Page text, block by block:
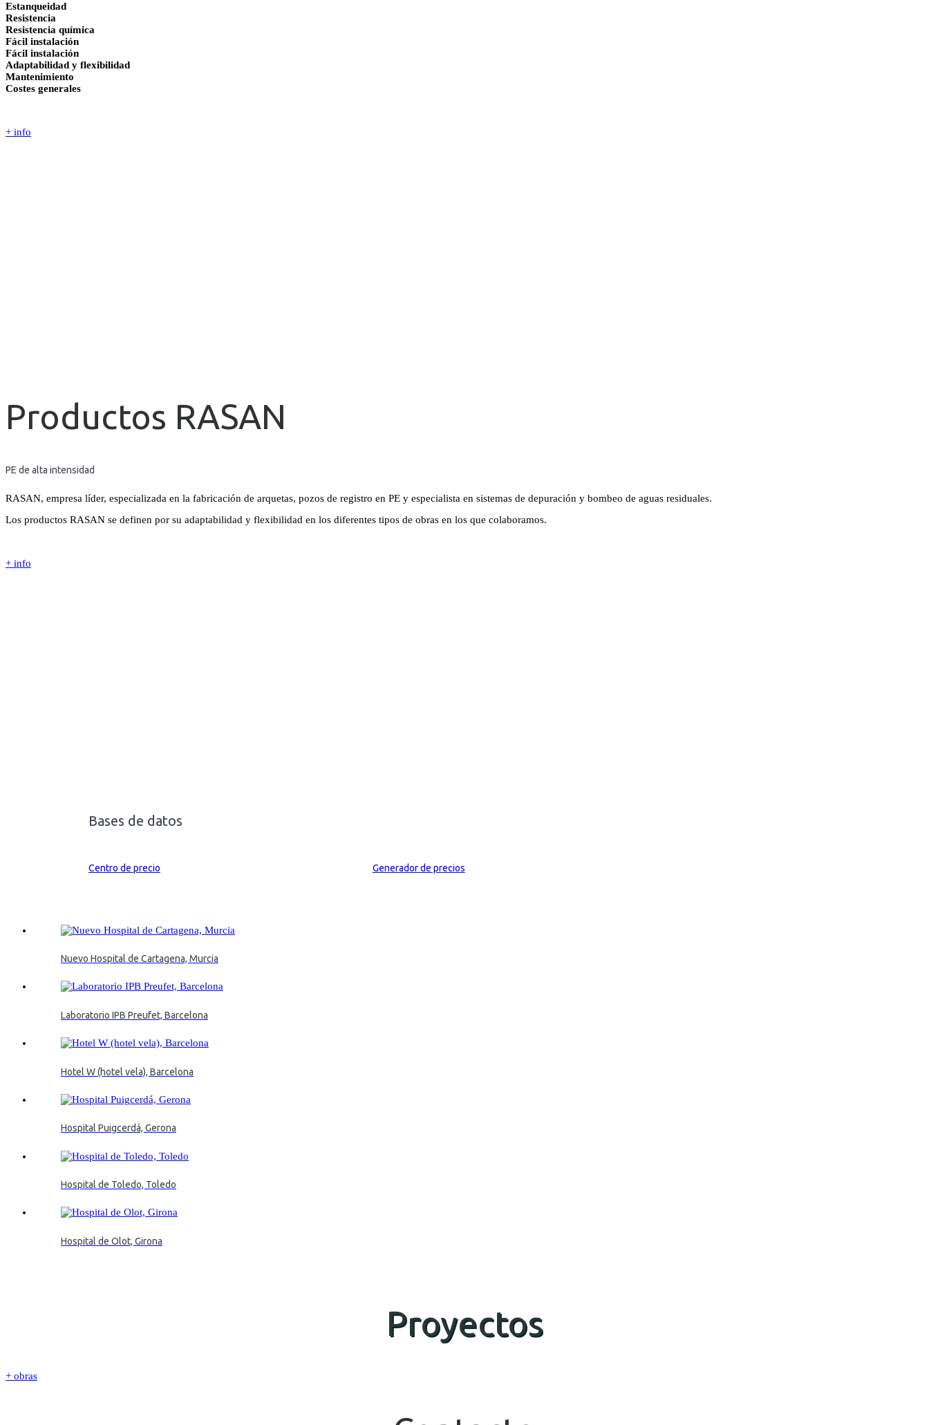
Estanqueidad
Resistencia
Resistencia química
Fácil instalación
Fácil instalación
Adaptabilidad y flexibilidad
Mantenimiento
Costes generales
+ info
Productos RASAN
PE de alta intensidad
RASAN, empresa líder, especializada en la fabricación de arquetas, pozos de registro en PE y especialista en sistemas de depuración y bombeo de aguas residuales.
Los productos RASAN se definen por su adaptabilidad y flexibilidad en los diferentes tipos de obras en los que colaboramos.
+ info
Bases de datos
Centro de precio Generador de precios
Nuevo Hospital de Cartagena, Murcia
Laboratorio IPB Preufet, Barcelona
Hotel W (hotel vela), Barcelona
Hospital Puigcerdá, Gerona
Hospital de Toledo, Toledo
Hospital de Olot, Girona
Proyectos
+ obras